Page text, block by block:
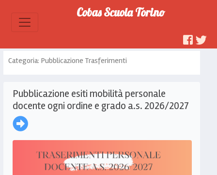
Cobas Scuola Torino
Categoria: Pubblicazione Trasferimenti
Pubblicazione esiti mobilità personale
docente ogni ordine e grado a.s. 2026/2027